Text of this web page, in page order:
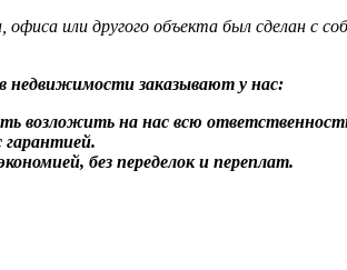
или другого объекта был сделан с
недвижимости заказывают у нас:
возложить на нас всю
без переделок и переплат.